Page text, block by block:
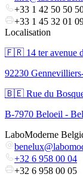
+33 1 42 50 50
+33 1 45 32 01
Localisation
🇫🇷 ​14 ter avenue
92230
🇧🇪 Rue du
B-7970 Beloeil -
LaboModerne
+32 6 958 00 04
+32 6 958 00 05